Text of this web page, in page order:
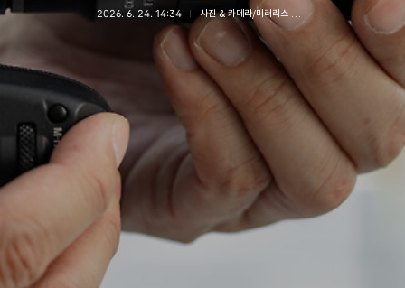
2026. 6. 24. 14:34